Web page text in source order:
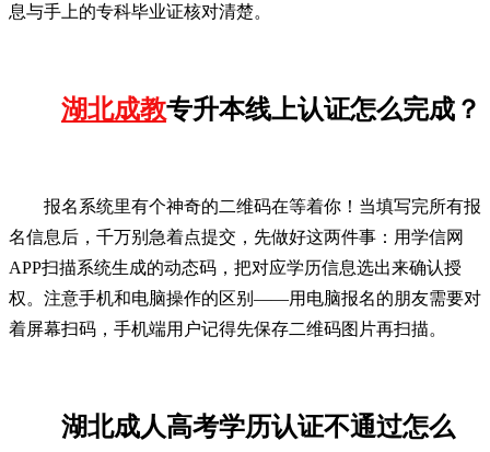
息与手上的专科毕业证核对清楚。
湖北成教专升本线上认证怎么完成？
报名系统里有个神奇的二维码在等着你！当填写完所有报
名信息后，千万别急着点提交，先做好这两件事：用学信网
APP扫描系统生成的动态码，把对应学历信息选出来确认授
权。注意手机和电脑操作的区别——用电脑报名的朋友需要对
着屏幕扫码，手机端用户记得先保存二维码图片再扫描。
湖北成人高考学历认证不通过怎么